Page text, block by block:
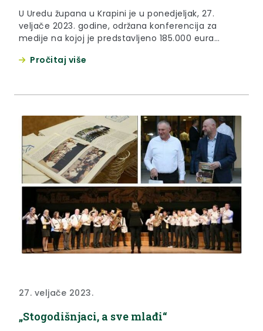
U Uredu župana u Krapini je u ponedjeljak, 27.
veljače 2023. godine, održana konferencija za
medije na kojoj je predstavljeno 185.000 eura
županije iz područja mjera ruralnog razvoja.
Pročitaj više
27. veljače 2023.
„Stogodišnjaci, a sve mlađi“